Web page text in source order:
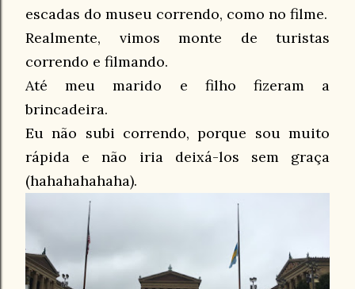
escadas do museu correndo, como no filme.
Realmente, vimos monte de turistas
correndo e filmando.
Até meu marido e filho fizeram a
brincadeira.
Eu não subi correndo, porque sou muito
rápida e não iria deixá-los sem graça
(hahahahahaha).